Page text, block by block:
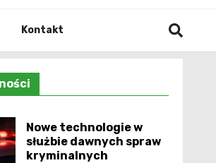
Kontakt
Nowe technologie w
służbie dawnych spraw
kryminalnych